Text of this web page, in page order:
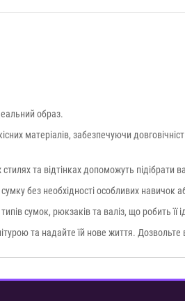
образ.
матеріалів, забезпечуючи
стилях та відтінках допоможуть
без необхідності особливих навичок
сумок, рюкзаків та валіз, що робить
та надайте їй нове життя.